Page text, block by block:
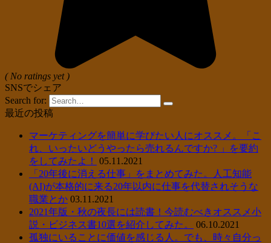
( No ratings yet )
SNSでシェア
Search for:
最近の投稿
マーケティングを簡単に学びたい人にオススメ。「こ
れ、いったいどうやったら売れるんですか? 」を要約
をしてみたよ！
05.11.2021
「20年後に消える仕事」をまとめてみた。人工知能
(AI)が本格的に来る20年以内に仕事を代替されそうな
職業とか 03.11.2021
2021年版・秋の夜長には読書！今読むべきオススメ小
説・ビジネス書10選を紹介してみた。
06.10.2021
孤独にいることに価値を感じる人。でも、時々自分っ